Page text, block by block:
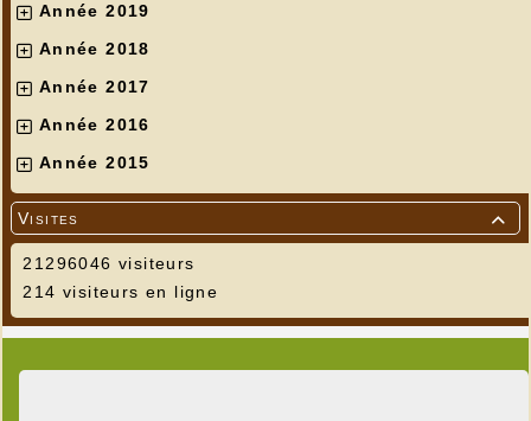
Année 2019
Année 2018
Année 2017
Année 2016
Année 2015

Visites
21296046 visiteurs
214 visiteurs en ligne